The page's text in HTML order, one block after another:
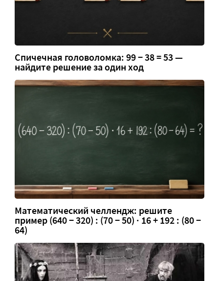
Спичечная головоломка: 99 − 38 = 53 —
найдите решение за один ход
Математический челлендж: решите
пример (640 − 320) : (70 − 50) · 16 + 192 : (80 −
64)